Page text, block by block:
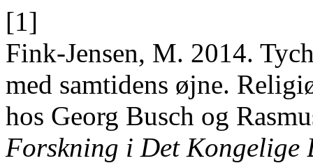
[1]
Fink-Jensen, M. 2014.
med samtidens øjne.
hos Georg Busch og
Forskning i Det Kongelige